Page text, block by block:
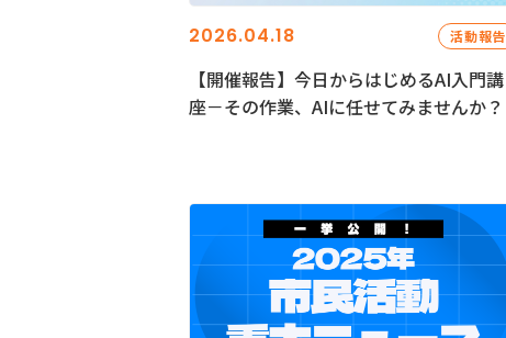
2026.04.18 活動報告
【開催報告】今日からはじめるAI入門講
座－その作業、AIに任せてみませんか？